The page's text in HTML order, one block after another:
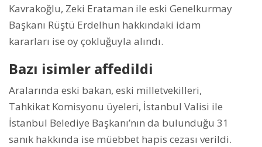
Kavrakoğlu, Zeki Erataman ile eski Genelkurmay
Başkanı Rüştü Erdelhun hakkındaki idam
kararları ise oy çokluğuyla alındı.
Bazı isimler affedildi
Aralarında eski bakan, eski milletvekilleri,
Tahkikat Komisyonu üyeleri, İstanbul Valisi ile
İstanbul Belediye Başkanı’nın da bulunduğu 31
sanık hakkında ise müebbet hapis cezası verildi.